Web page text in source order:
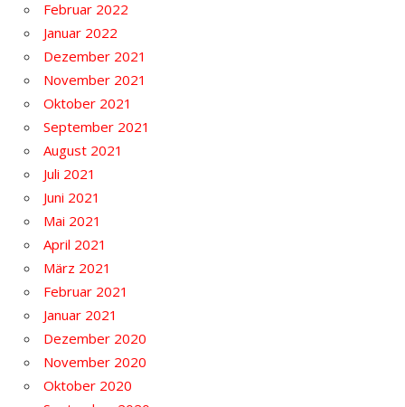
Februar 2022
Januar 2022
Dezember 2021
November 2021
Oktober 2021
September 2021
August 2021
Juli 2021
Juni 2021
Mai 2021
April 2021
März 2021
Februar 2021
Januar 2021
Dezember 2020
November 2020
Oktober 2020